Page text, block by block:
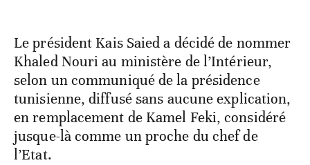
Le président Kais Saied a décidé de nommer
Khaled Nouri au ministère de l’Intérieur,
selon un communiqué de la présidence
tunisienne, diffusé sans aucune explication,
en remplacement de Kamel Feki, considéré
jusque-là comme un proche du chef de
l’Etat.